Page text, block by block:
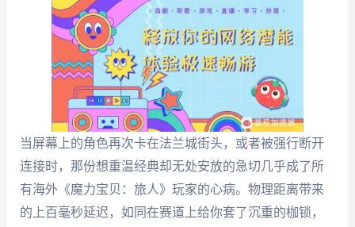
当屏幕上的角色再次卡在法兰城街头，或者被强行断开
连接时，那份想重温经典却无处安放的急切几乎成了所
有海外《魔力宝贝：旅人》玩家的心病。物理距离带来
的上百毫秒延迟，如同在赛道上给你套了沉重的枷锁，